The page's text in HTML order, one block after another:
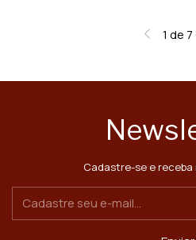
1 de 7
Cadastre-se e receba